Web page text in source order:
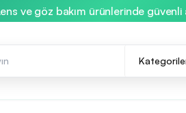
ve göz bakım ürünlerinde güvenli